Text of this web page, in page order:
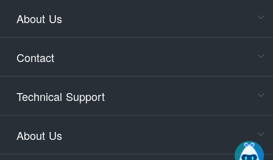
About Us
Contact
Technical Support
About Us
days)
9:30-